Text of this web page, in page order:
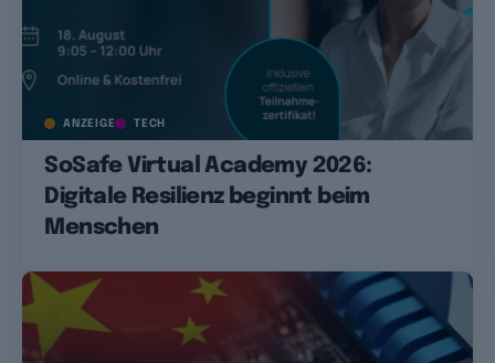
ANZEIGE TECH
SoSafe Virtual Academy 2026:
Digitale Resilienz beginnt beim
Menschen